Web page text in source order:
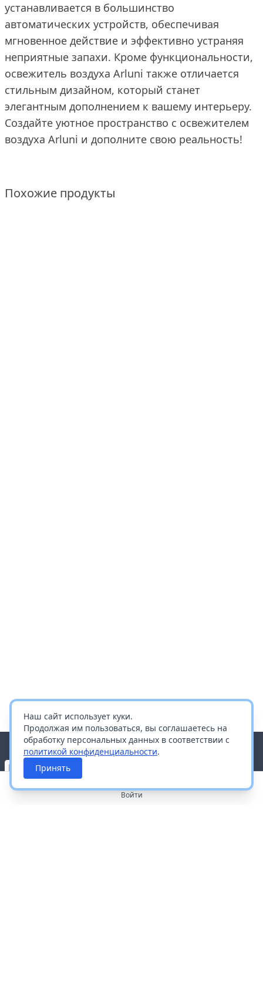
устанавливается в большинство
автоматических устройств, обеспечивая
мгновенное действие и эффективно устраняя
неприятные запахи. Кроме функциональности,
освежитель воздуха Arluni также отличается
стильным дизайном, который станет
элегантным дополнением к вашему интерьеру.
Создайте уютное пространство с освежителем
воздуха Arluni и дополните свою реальность!
Похожие продукты
Наш сайт использует куки.
Продолжая им пользоваться, вы соглашаетесь на
обработку персональных данных в соответствии с
политикой конфиденциальности.
Принять
Войти